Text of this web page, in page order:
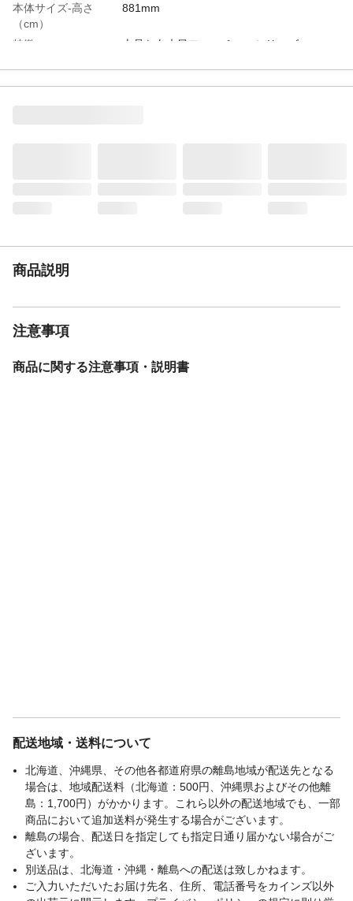
本体サイズ-高さ
（cm）
881mm
特徴
上品な白木目ファニチャーシリーズ
商品仕様
場所によって木目のつなぎ目が合わない箇
を家具に置かないでください。●ときどき各
重量
商品説明
注意事項
商品に関する注意事項・説明書
配送地域・送料について
北海道、沖縄県、その他各都道府県の離島地域が配送先となる
場合は、地域配送料（北海道：500円、沖縄県およびその他離
島：1,700円）がかかります。これら以外の配送地域でも、一部
商品において追加送料が発生する場合がございます。
離島の場合、配送日を指定しても指定日通り届かない場合がご
ざいます。
別送品は、北海道・沖縄・離島への配送は致しかねます。
ご入力いただいたお届け先名、住所、電話番号をカインズ以外